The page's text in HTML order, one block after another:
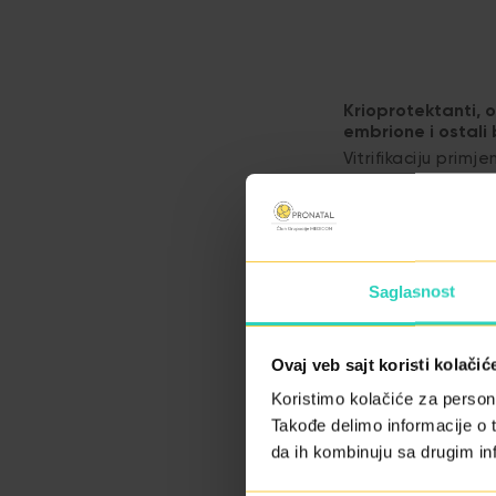
Saglasnost
Ovaj veb sajt koristi
Koristimo kolačiće za
Takođe delimo informacije
da ih kombinuju sa drugim
Krioprotektanti,
embrione i ostali
Vitrifikaciju
Zamrznute
Osiguranicima
pokriva Fond